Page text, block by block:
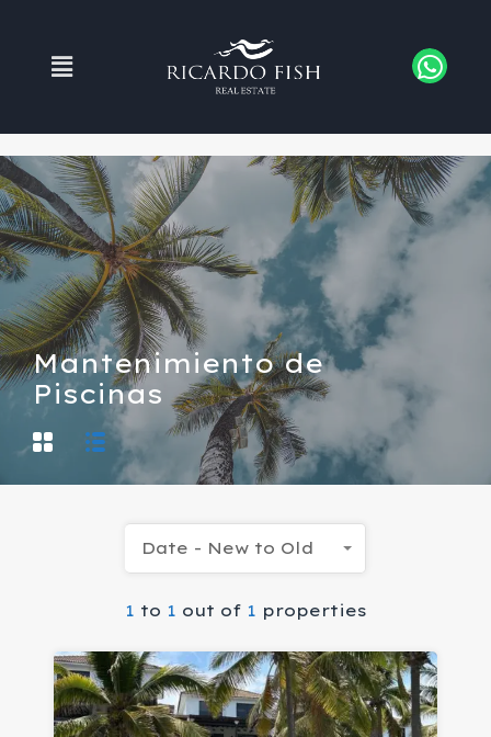
Mantenimiento de
Piscinas
1 to 1 out of 1 properties
Date - New to Old